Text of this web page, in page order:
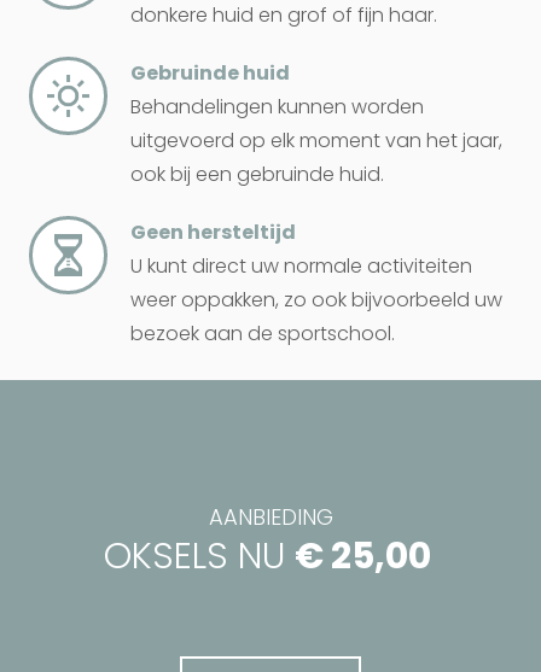
donkere huid en grof of fijn haar.
Gebruinde huid
Behandelingen kunnen worden
uitgevoerd op elk moment van het jaar,
ook bij een gebruinde huid.
Geen hersteltijd
U kunt direct uw normale activiteiten
weer oppakken, zo ook bijvoorbeeld uw
bezoek aan de sportschool.
AANBIEDING
OKSELS NU € 25,00